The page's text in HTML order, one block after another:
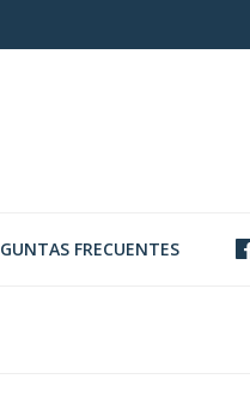
FRECUENTES